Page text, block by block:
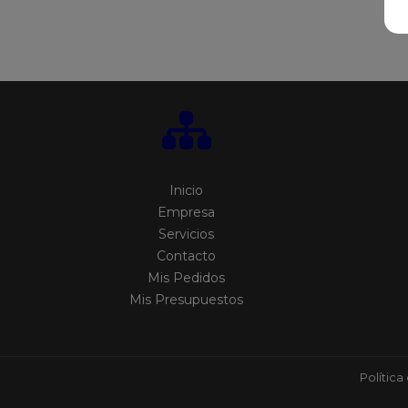
Inicio
Empresa
Servicios
Contacto
Mis Pedidos
Mis Presupuestos
Política